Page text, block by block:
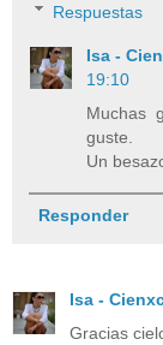
Respuestas
Isa -
19:10
Muchas
guste.
Un
Responder
Isa -
Gracias